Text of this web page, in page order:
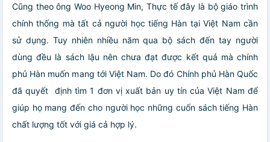
Cũng theo ông Woo Hyeong Min, Thực tế đây là bộ giáo trình
chính thống mà tất cả người học tiếng Hàn tại Việt Nam cần
sử dụng. Tuy nhiên nhiều năm qua bộ sách đến tay người
dùng đều là sách lậu nên chưa đạt được kết quả mà chính
phủ Hàn muốn mang tới Việt Nam. Do đó Chính phủ Hàn Quốc
đã quyết định tìm 1 đơn vị xuất bản uy tín của Việt Nam để
giúp họ mang đến cho người học những cuốn sách tiếng Hàn
chất lượng tốt với giá cả hợp lý.